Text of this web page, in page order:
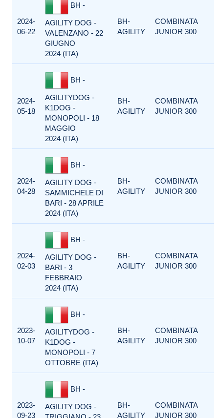
2024-
06-22
BH -
AGILITY DOG -
VALENZANO - 22
GIUGNO
2024 (ITA)
BH-
AGILITY
COMBINATA
JUNIOR 300
2024-
05-18
BH -
AGILITYDOG -
K1DOG -
MONOPOLI - 18
MAGGIO
2024 (ITA)
BH-
AGILITY
COMBINATA
JUNIOR 300
2024-
04-28
BH -
AGILITY DOG -
SAMMICHELE DI
BARI - 28 APRILE
2024 (ITA)
BH-
AGILITY
COMBINATA
JUNIOR 300
2024-
02-03
BH -
AGILITY DOG -
BARI - 3
FEBBRAIO
2024 (ITA)
BH-
AGILITY
COMBINATA
JUNIOR 300
2023-
10-07
BH -
AGILITYDOG -
K1DOG -
MONOPOLI - 7
OTTOBRE (ITA)
BH-
AGILITY
COMBINATA
JUNIOR 300
2023-
09-23
BH -
AGILITY DOG -
BH-
AGILITY
COMBINATA
JUNIOR 300